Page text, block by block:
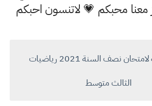
محبكم 💗 لاتنسون احبكم
اسئلة مهمة لامتحان نصف السنة 2021 رياضيات
الثالث متوسط